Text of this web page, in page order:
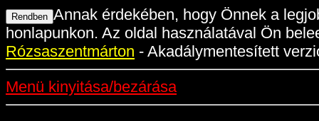
Annak érdekében, hogy Önnek a
honlapunkon. Az oldal használatával Ön
Rózsaszentmárton - Akadálymentesített
Menü kinyitása/bezárása